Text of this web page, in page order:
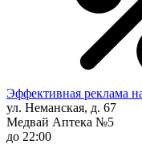
Эффективная реклама
ул. Неманская, д. 67
Медвай Аптека №5
до 22:00